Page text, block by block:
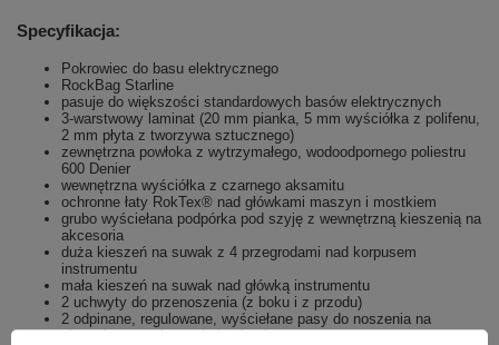
Specyfikacja:
Pokrowiec do basu elektrycznego
RockBag Starline
pasuje do większości standardowych basów elektrycznych
3-warstwowy laminat (20 mm pianka, 5 mm wyściółka z polifenu,
2 mm płyta z tworzywa sztucznego)
zewnętrzna powłoka z wytrzymałego, wodoodpornego poliestru
600 Denier
wewnętrzna wyściółka z czarnego aksamitu
ochronne łaty RokTex® nad główkami maszyn i mostkiem
grubo wyściełana podpórka pod szyję z wewnętrzną kieszenią na
akcesoria
duża kieszeń na suwak z 4 przegrodami nad korpusem
instrumentu
mała kieszeń na suwak nad główką instrumentu
2 uchwyty do przenoszenia (z boku i z przodu)
2 odpinane, regulowane, wyściełane pasy do noszenia na
plecach z metalowymi okuciami